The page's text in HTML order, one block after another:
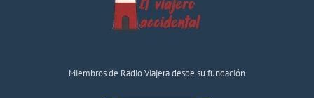
Miembros de Radio Viajera desde su fundación